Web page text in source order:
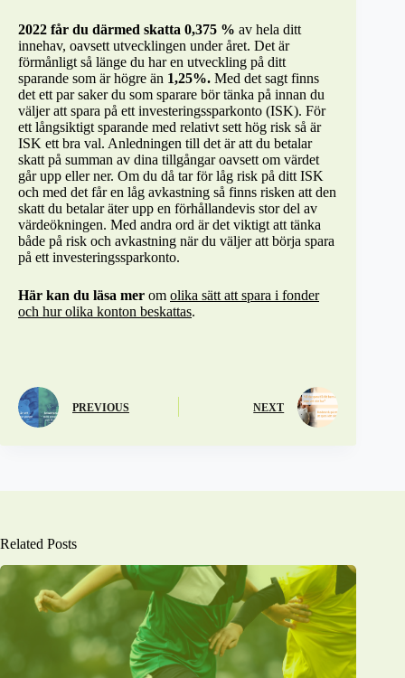
2022 får du därmed skatta 0,375 % av hela ditt
innehav, oavsett utvecklingen under året. Det är
förmånligt så länge du har en utveckling på ditt
sparande som är högre än 1,25%. Med det sagt finns
det ett par saker du som sparare bör tänka på innan du
väljer att spara på ett investeringssparkonto (ISK). För
ett långsiktigt sparande med relativt sett hög risk så är
ISK ett bra val. Anledningen till det är att du betalar
skatt på summan av dina tillgångar oavsett om värdet
går upp eller ner. Om du då tar för låg risk på ditt ISK
och med det får en låg avkastning så finns risken att den
skatt du betalar äter upp en förhållandevis stor del av
värdeökningen. Med andra ord är det viktigt att tänka
både på risk och avkastning när du väljer att börja spara
på ett investeringssparkonto.
Här kan du läsa mer om olika sätt att spara i fonder
och hur olika konton beskattas.
PREVIOUS NEXT
Related Posts